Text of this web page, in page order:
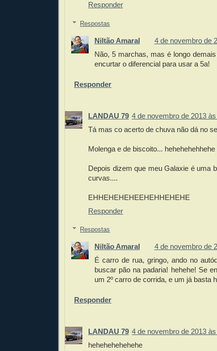
Responder
Respostas
Niltão Amaral
4 de novembro de
Não, 5 marchas, mas é longo
encurtar o diferencial para usar a 5a!
Responder
LANDAU 79 4 de novembro de 2013
Tá mas co acerto de chuva não dá no
Molenga e de biscoito... hehehehehhehe
Depois dizem que meu Galaxie é uma
curvas....
EHHEHEHEHEEHEHHEHEHE
Responder
Respostas
Niltão Amaral
4 de novembro de
É carro de rua, gringo, ando no
buscar pão na padaria! hehehe! Se
um 2º carro de corrida, e um já basta
Responder
LANDAU 79 4 de novembro de 2013
hehehehehehehe